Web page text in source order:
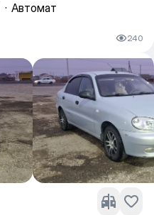
· Автомат
240